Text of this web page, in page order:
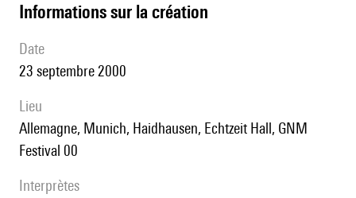
informations sur la création
date
23 septembre 2000
lieu
Allemagne, Munich, Haidhausen, Echtzeit Hall, GNM
Festival 00
interprètes